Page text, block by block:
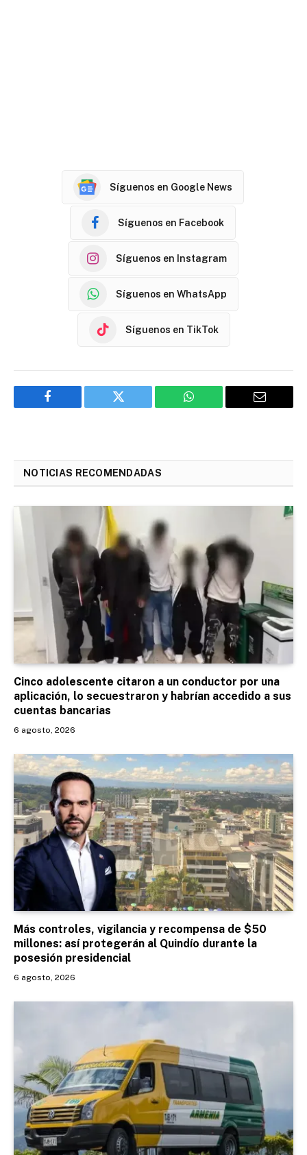
Síguenos en Google News
Síguenos en Facebook
Síguenos en Instagram
Síguenos en WhatsApp
Síguenos en TikTok
Facebook Twitter WhatsApp Email
NOTICIAS RECOMENDADAS
Cinco adolescente citaron a un conductor por una
aplicación, lo secuestraron y habrían accedido a sus
cuentas bancarias
6 agosto, 2026
Más controles, vigilancia y recompensa de $50
millones: así protegerán al Quindío durante la
posesión presidencial
6 agosto, 2026